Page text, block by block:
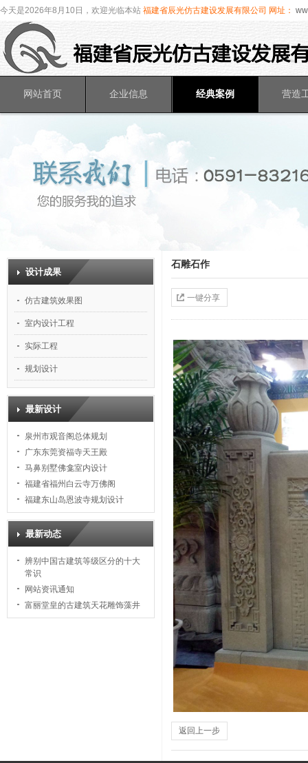
今天是2026年8月10日，欢迎光临本站 福建省辰光仿古建设发展有限公司 网址：
网站首页 企业信息 经典案例 营造
设计成果
仿古建筑效果图
室内设计工程
实际工程
规划设计
最新设计
泉州市观音阁总体规划
广东东莞资福寺天王殿
马鼻别墅佛龛室内设计
福建省福州白云寺万佛阁
福建东山岛恩波寺规划设计
最新动态
辨别中国古建筑等级区分的十大
常识
网站资讯通知
富丽堂皇的古建筑天花雕饰藻井
石雕石作
一键分享
返回上一步